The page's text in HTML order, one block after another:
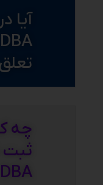
چه
DBA هستند؟